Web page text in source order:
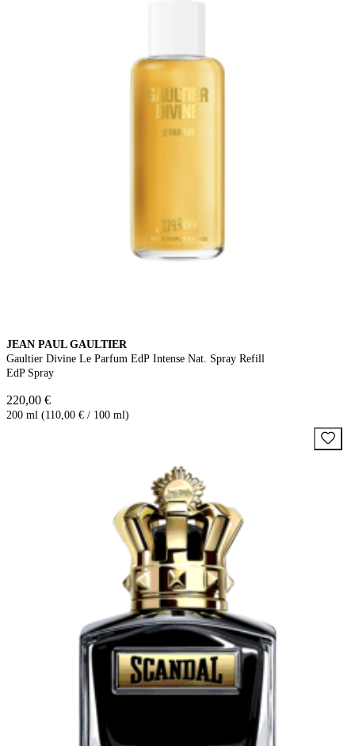
JEAN PAUL GAULTIER
Gaultier Divine Le Parfum EdP Intense Nat. Spray Refill
EdP Spray
220,00 €
200 ml (110,00 € / 100 ml)